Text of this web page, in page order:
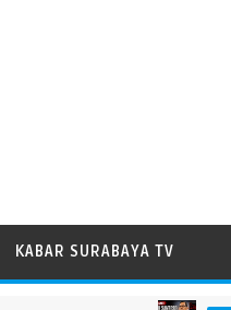
KABAR SURABAYA TV